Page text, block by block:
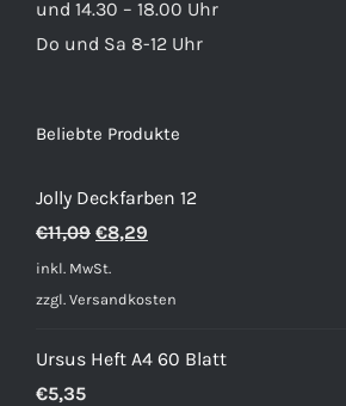
und 14.30 – 18.00 Uhr
Do und Sa 8-12 Uhr
Beliebte Produkte
Jolly Deckfarben 12
€11,09 Ursprünglicher
Preis
war:
€8,29
ist:
inkl. MwSt.
zzgl. Versandkosten
Ursus Heft A4 60 Blatt
€5,35